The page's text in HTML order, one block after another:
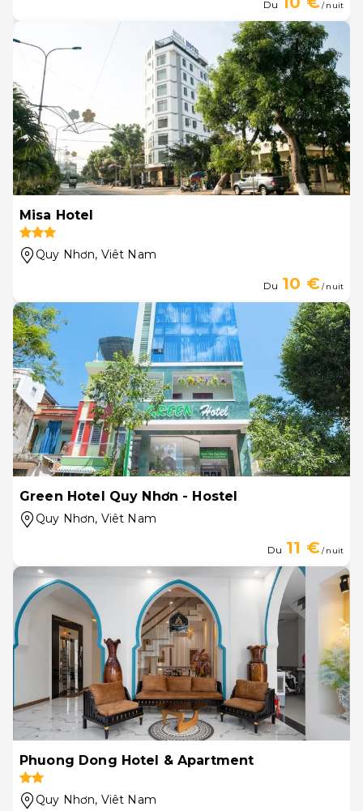
Du / nuit
Misa Hotel
Quy Nhơn, Viêt Nam
Du 10 €/ nuit
Green Hotel Quy Nhơn - Hostel
Quy Nhơn, Viêt Nam
Du 11 €/ nuit
Phuong Dong Hotel & Apartment
Quy Nhơn, Viêt Nam